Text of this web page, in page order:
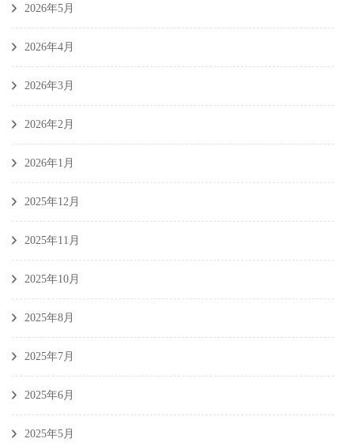
2026年5月
2026年4月
2026年3月
2026年2月
2026年1月
2025年12月
2025年11月
2025年10月
2025年8月
2025年7月
2025年6月
2025年5月